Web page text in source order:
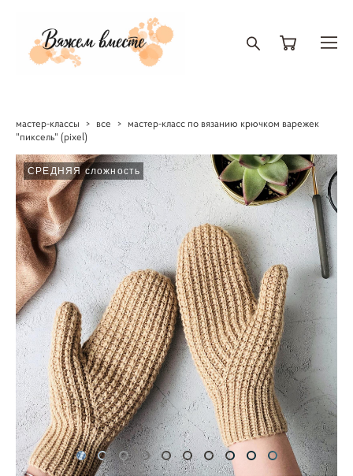
мастер-классы > все > мастер-класс по вязанию крючком варежек
"пиксель" (pixel)
СРЕДНЯЯ сложность